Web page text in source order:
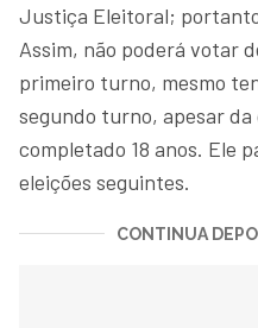
Justiça Eleitoral;
Assim, não poderá votar
primeiro turno, mesmo
segundo turno, apesar
completado 18 anos. Ele
eleições seguintes.
CONTINUA